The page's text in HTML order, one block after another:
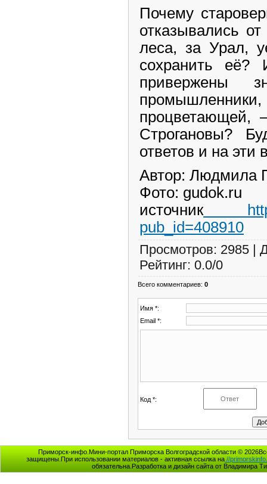
Почему
отказывались
леса, за Урал,
сохранить её?
привержены
процветающей,
Строгановы?
ответов и на эти
Автор: Людмила
Фото: gudok.ru
источникhttp://
pub_id=408910
Просмотров: 2985 |
Рейтинг: 0.0/0
Всего комментариев: 0
Имя *:
Email *:
Код *:
Приморск-инфо.Мини-портал Приморска Волгоградской области ©
защищены.При использовании материалов - активная ссылка на //
обязательна.Разработка и дизайн сайта от Владимира